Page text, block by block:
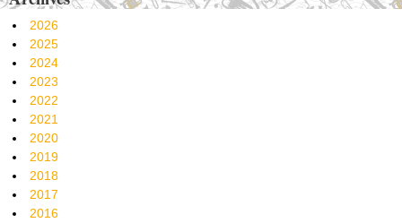
2026
2025
2024
2023
2022
2021
2020
2019
2018
2017
2016